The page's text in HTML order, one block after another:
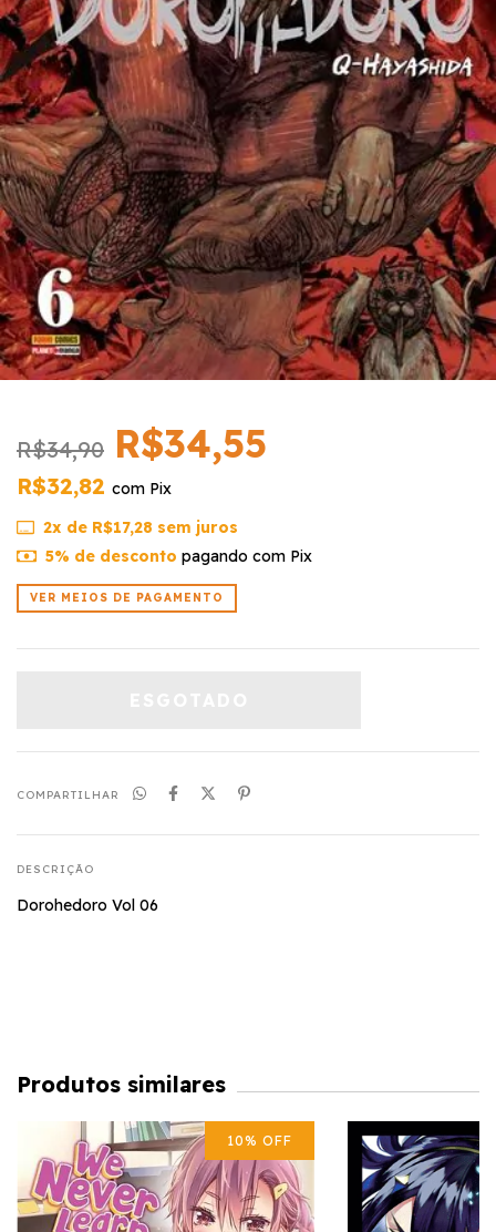
R$34,90 R$34,55
R$32,82 com Pix
2x de R$17,28 sem juros
5% de desconto pagando com Pix
VER MEIOS DE PAGAMENTO
COMPARTILHAR
DESCRIÇÃO
Dorohedoro Vol 06
Produtos similares
10% OFF